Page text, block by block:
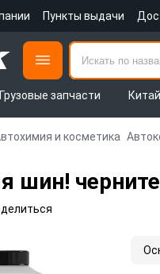
Пункты выдачи
Грузовые запчасти
и косметика
шин!